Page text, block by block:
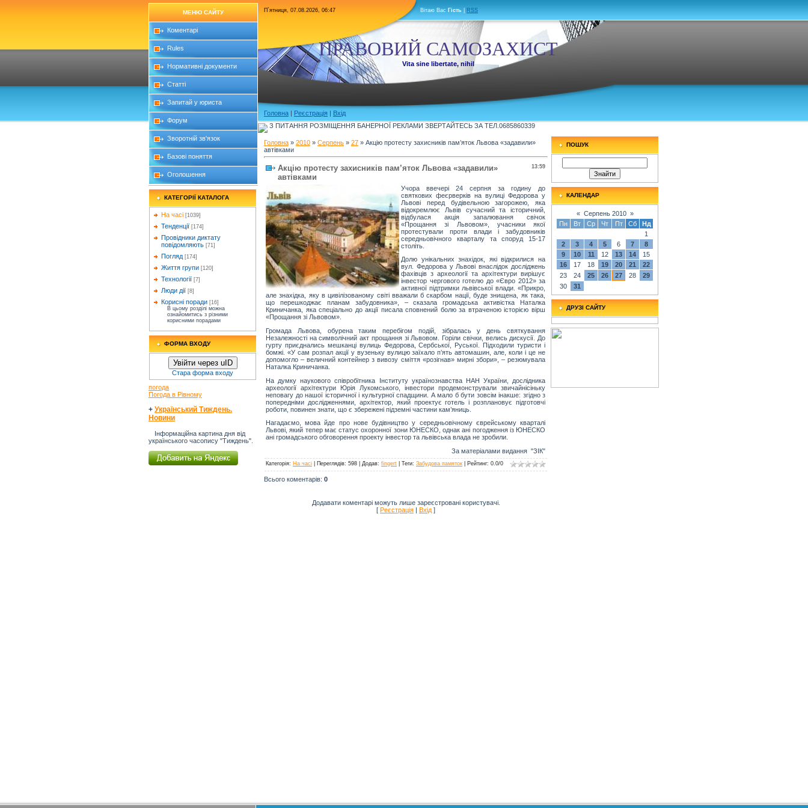
МЕНЮ САЙТУ
Коментарі
Rules
Нормативні документи
Статті
Запитай у юриста
Форум
Зворотній зв'язок
Базові поняття
Оголошення
КАТЕГОРІЇ КАТАЛОГА
На часі [1039]
Тенденції [174]
Провідники диктату
повідомляють [71]
Погляд [174]
Життя групи [120]
Технології [7]
Люди дії [8]
Корисні поради [16]
В цьому розділі можна
ознайомитись з різними
корисними порадами
ФОРМА ВХОДУ
Увійти через uID
Стара форма входу
погода
Погода в Рівному
+ Український Тиждень.
Новини
Інформаційна картина дня від
українського часопису "Тиждень".
П`ятниця, 07.08.2026, 06:47 Вітаю Вас Гість RSS
ПРАВОВИЙ САМОЗАХИСТ
Vita sine libertate, nihil
Головна | Реєстрація | Вхід
З ПИТАННЯ РОЗМІЩЕННЯ БАНЕРНОЇ РЕКЛАМИ ЗВЕРТАЙТЕСЬ ЗА ТЕЛ.0685860339
Головна » 2010 » Серпень » 27 » Акцію протесту захисників пам’яток Львова «задавили»
автівками
13:59
Акцію протесту захисників пам’яток Львова «задавили»
автівками
Учора ввечері 24 серпня за годину до
святкових феєрверків на вулиці Федорова у
Львові перед будівельною загорожею, яка
відокремлює Львів сучасний та історичний,
відбулася акція запалювання свічок
«Прощання зі Львовом», учасники якої
протестували проти влади і забудовників
середньовічного кварталу та споруд 15-17
століть.
Долю унікальних знахідок, які відкрилися на
вул. Федорова у Львові внаслідок досліджень
фахівців з археології та архітектури вирішує
інвестор чергового готелю до «Євро 2012» за
активної підтримки львівської влади. «Прикро,
але знахідка, яку в цивілізованому світі вважали б скарбом нації, буде знищена, як така,
що перешкоджає планам забудовника», – сказала громадська активістка Наталка
Криничанка, яка спеціально до акції писала сповнений болю за втраченою історією вірш
«Прощання зі Львовом».
Громада Львова, обурена таким перебігом подій, зібралась у день святкування
Незалежності на символічний акт прощання зі Львовом. Горіли свічки, велись дискусії. До
гурту приєднались мешканці вулиць Федорова, Сербської, Руської. Підходили туристи і
бомжі. «У сам розпал акції у вузеньку вулицю заїхало п’ять автомашин, але, коли і це не
допомогло – величний контейнер з вивозу сміття «розігнав» мирні збори», – резюмувала
Наталка Криничанка.
На думку наукового співробітника Інституту українознавства НАН України, дослідника
археології архітектури Юрія Лукомського, інвестори продемонстрували звичайнісіньку
неповагу до нашої історичної і культурної спадщини. А мало б бути зовсім інакше: згідно з
попередніми дослідженнями, архітектор, який проектує готель і розплановує підготовчі
роботи, повинен знати, що є збережені підземні частини кам’яниць.
Нагадаємо, мова йде про нове будівництво у середньовічному єврейському кварталі
Львові, який тепер має статус охоронної зони ЮНЕСКО, однак ані погодження із ЮНЕСКО
ані громадського обговорення проекту інвестор та львівська влада не зробили.
За матеріалами видання "ЗІК"
Категорія: На часі Переглядів: 598 | Додав: fingert Теги: Забудова памяток Рейтинг: 0.0/0
Всього коментарів: 0
Додавати коментарі можуть лише зареєстровані користувачі.
[ Реєстрація | Вхід ]
ПОШУК
КАЛЕНДАР
« Серпень 2010 »
Пн
Вт Ср Чт Пт Сб
Нд
1
2
3 4 5 6 7
8
9
10 11 12 13 14
15
16
17 18 19 20 21
22
23
24 25 26 27 28
29
30
31
ДРУЗІ САЙТУ